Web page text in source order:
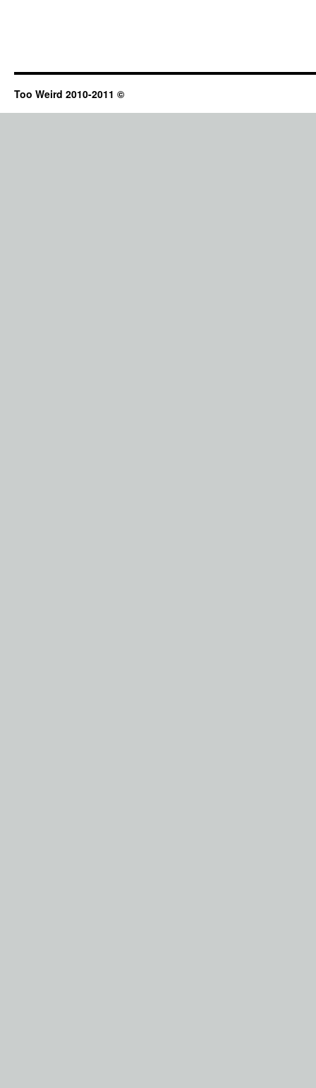
Too Weird 2010-2011 ©